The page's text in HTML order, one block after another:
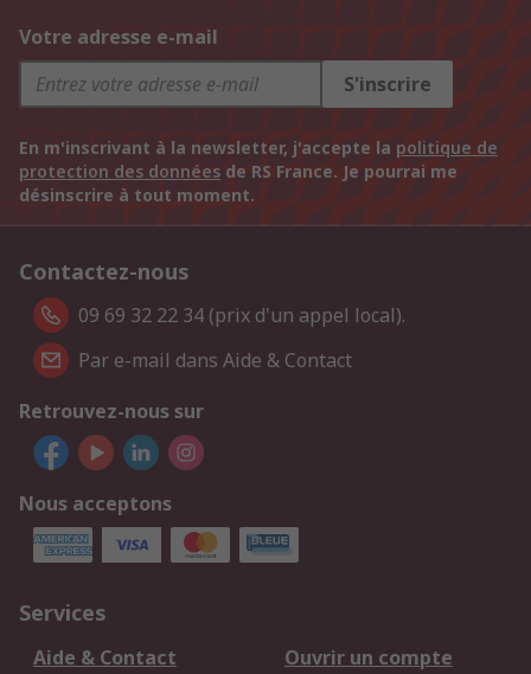
Votre adresse e-mail
S'inscrire
En m'inscrivant à la newsletter, j'accepte la politique de
protection des données de RS France. Je pourrai me
désinscrire à tout moment.
Contactez-nous
09 69 32 22 34 (prix d'un appel local).
Par e-mail dans Aide & Contact
Retrouvez-nous sur
Nous acceptons
Services
Aide & Contact
Ouvrir un compte